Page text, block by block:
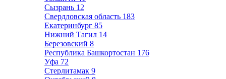
Сызрань 12
Свердловская область 183
Екатеринбург 85
Нижний Тагил 14
Березовский 8
Республика Башкортостан 176
Уфа 72
Стерлитамак 9